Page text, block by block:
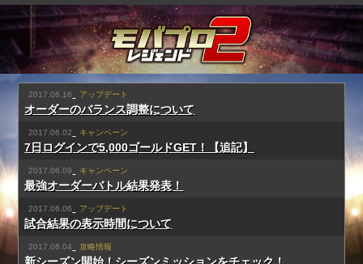
2017.06.16 アップデート
オーダーのバランス調整について
2017.06.02 キャンペーン
7日ログインで5,000ゴールドGET！【追記】
2017.06.09 キャンペーン
最強オーダーバトル結果発表！
2017.06.06 アップデート
試合結果の表示時間について
2017.06.04 攻略情報
新シーズン開始！シーズンミッションをチェック！